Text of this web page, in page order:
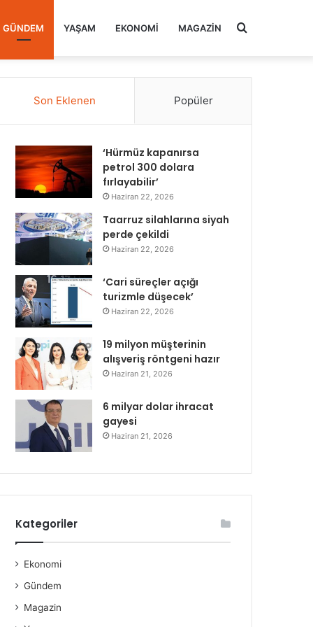
GÜNDEM YAŞAM EKONOMI MAGAZIN Arama
Son Eklenen Popüler
‘Hürmüz kapanırsa
petrol 300 dolara
fırlayabilir’
Haziran 22, 2026
Taarruz silahlarına siyah
perde çekildi
Haziran 22, 2026
‘Cari süreçler açığı
turizmle düşecek’
Haziran 22, 2026
19 milyon müşterinin
alışveriş röntgeni hazır
Haziran 21, 2026
6 milyar dolar ihracat
gayesi
Haziran 21, 2026
Kategoriler
Ekonomi
Gündem
Magazin